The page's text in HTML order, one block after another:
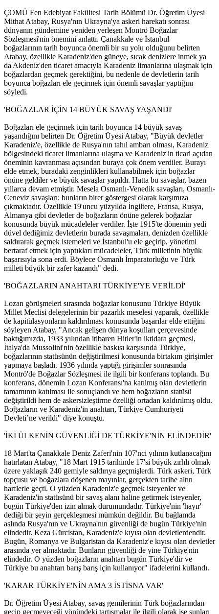
ÇOMÜ Fen Edebiyat Fakültesi Tarih Bölümü Dr. Öğretim Üyesi
Mithat Atabay, Rusya'nın Ukrayna'ya askeri harekatı sonrası
dünyanın gündemine yeniden yerleşen Montrö Boğazlar
Sözleşmesi'nin önemini anlattı. Çanakkale ve İstanbul
boğazlarının tarih boyunca önemli bir su yolu olduğunu belirten
Atabay, özellikle Karadeniz'den güneye, sıcak denizlere inmek ya
da Akdeniz'den ticaret amacıyla Karadeniz limanlarına ulaşmak için
boğazlardan geçmek gerektiğini, bu nedenle de devletlerin tarih
boyunca boğazları ele geçirmek için önemli savaşlar yaptığını
söyledi.
'BOĞAZLAR İÇİN 14 BÜYÜK SAVAŞ YAŞANDI'
Boğazları ele geçirmek için tarih boyunca 14 büyük savaş
yaşandığını belirten Dr. Öğretim Üyesi Atabay, "Büyük devletler
Karadeniz'e, özellikle de Rusya'nın tahıl ambarı olması, Karadeniz
bölgesindeki ticaret limanlarına ulaşma ve Karadeniz'in ticari açıdan
öneminin kavranması açısından buraya çok önem verdiler. Burayı
elde etmek, buradaki zenginlikleri kullanabilmek için boğazlar
önüne geldiler ve büyük savaşlar yapıldı. Hatta bu savaşlar, bazen
yıllarca devam etmiştir. Mesela Osmanlı-Venedik savaşları, Osmanlı-
Ceneviz savaşları; bunların birer göstergesi olarak karşımıza
çıkmaktadır. Özellikle 19'uncu yüzyılda İngiltere, Fransa, Rusya,
Almanya gibi devletler de boğazların önüne gelerek boğazlar
konusunda büyük mücadeleler verdiler. İşte 1915'te dönemin yedi
düvel dediğimiz devletlerin burada savaşmaları, denizden özellikle
saldırarak geçmek istemeleri ve İstanbul'u ele geçirip, yönetimi
bertaraf etmek için yaptıkları mücadeleler, Türk milletinin büyük
başarısıyla sona erdi. Böylece Osmanlı İmparatorluğu ve Türk
milleti büyük bir zafer kazandı" dedi.
'BOĞAZLARIN ANAHTARI TÜRKİYE'YE VERİLDİ'
Lozan görüşmeleri sırasında boğazlar konusunu Türkiye Büyük
Millet Meclisi delegelerinin bir pazarlık meselesi yaparak, özellikle
de kapitülasyonların kaldırılması konusunda başarılar elde ettiğini
söyleyen Atabay, "Ancak gelişen dünya koşulları çerçevesinde
baktığımızda, 1933 yılından itibaren Hitler'in iktidara geçmesi,
İtalya'da Mussolini'nin özellikle baskısı karşısında Türkiye,
boğazlarının statüsünün değiştirilmesi konusunda birtakım girişimler
yapmaya başladı. 1936 yılında yaptığı girişimler sonrasında
Montrö'de Boğazlar Sözleşmesi ile ilgili bir konferans toplandı. Bu
konferans, dönemin Lozan Konferansı'na katılmış olan devletlerin
tamamının katılması ile sonuçlandı ve hem boğazların statüsü
değiştirildi hem de askersizleştirme özelliği ortadan kaldırılmış oldu.
Boğazların ve Karadeniz'in anahtarı, Türkiye Cumhuriyeti
Devleti’ne verildi" diye konuştu.
'İKİ ÜLKENİN GÜVENLİĞİ DE TÜRKİYE'NİN ELİNDEDİR'
18 Mart'ta Çanakkale Deniz Zaferi'nin 107'nci yılının kutlanacağını
hatırlatan Atabay, "18 Mart 1915 tarihinde 17'si büyük zırhlı olmak
üzere yaklaşık 240 gemiyle saldırıya geçmişlerdi. Türk askeri, Türk
topçusu ve boğazlara döşenen mayınlar, gerçekten tarihe altın
harflerle geçti. O yüzden Karadeniz'e geçmek isteyenler ve
Karadeniz'in statüsünü bir savaş alanı haline getirmek isteyenler,
bugün Türkiye'den izin almak durumundadır. Türkiye'nin 'hayır'
dediği bir şeyin gerçekleşmesi mümkün değildir. Bu bağlamda
aslında Rusya'nın ve Ukrayna'nın güvenliği de bugün Türkiye'nin
elindedir. Keza Gürcistan, Karadeniz'e kıyısı olan devletlerdendir.
Bugün, Romanya ve Bulgaristan da Karadeniz'e kıyısı olan devletler
arasında yer almaktadır. Bunların güvenliği de yine Türkiye'nin
elindedir. O yüzden boğazların anahtarı bugün Türkiye'dir ve
Türkiye bu anahtarı barış barış için kullanıyor" ifadelerini kullandı.
'KARAR TÜRKİYE'NİN AMA 3 İSTİSNA VAR'
Dr. Öğretim Üyesi Atabay, savaş gemilerinin Türk boğazlarından
geçip geçmeyeceği yönündeki tartışmalar ile ilgili olarak ise şunları